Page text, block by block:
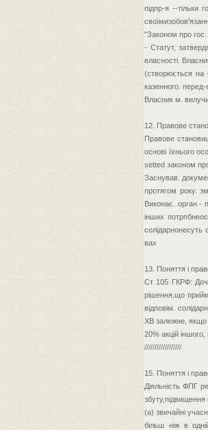
підпр-я --тільки
"Законом про
- Статут,
власності.
(створюється на
казенного. перед-
Власник м.
12. Правове
Правове
основі їхнього
setted законом
Заснував.
протягом року.
Виконає. орган -
інших
солідарнонесуть
вах
13. Поняття і
Ст 105 ГКРФ:
рішення,що
відповім.
ХВ залежне, якщо
20% акцій
//////////////////
15. Поняття і
Діяльність ФПГ
(а) звичайні
більш ніж в